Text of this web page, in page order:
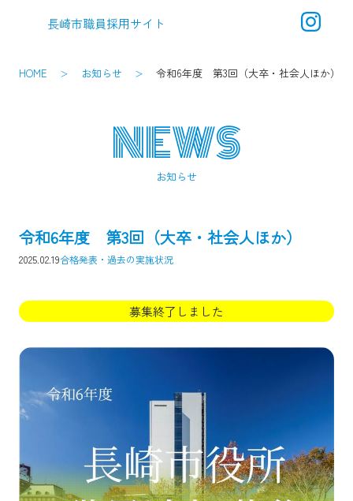
長崎市職員採用サイト
HOME お知らせ 令和6年度 第3回（大卒・社会人ほか）
NEWS
お知らせ
令和6年度 第3回（大卒・社会人ほか）
2025.02.19合格発表・過去の実施状況
募集終了しました